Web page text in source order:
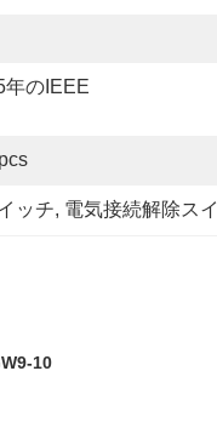
年のIEEE
ッチ, 電気接続解除ス
10